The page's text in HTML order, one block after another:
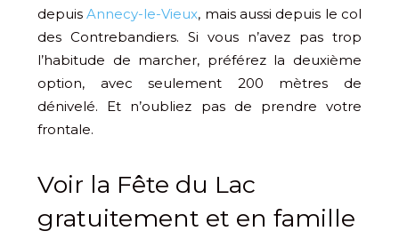
depuisAnnecy-le-Vieux, mais aussi depuis le col
des Contrebandiers. Si vous n’avez pas trop
l’habitude de marcher, préférez la deuxième
option, avec seulement 200 mètres de
dénivelé. Et n’oubliez pas de prendre votre
frontale.
​Voir la Fête du Lac
gratuitement et en famille